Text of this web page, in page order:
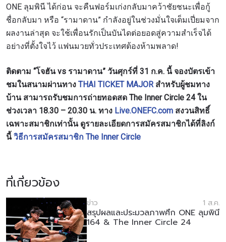
ONE ลุมพินี ได้ก่อน จะคืนฟอร์มเก่งกลับมาคว้าชัยชนะเพื่อกู้
ชื่อกลับมา หรือ “รามาดาน” กำลังอยู่ในช่วงมั่นใจเต็มเปี่ยมจาก
ผลงานล่าสุด จะใช้เพื่อนรักเป็นบันไดต่อยอดสู่ความสำเร็จได้
อย่างที่ตั้งใจไว้ แฟนมวยทั่วประเทศต้องห้ามพลาด!
ติดตาม “โจฮัน vs รามาดาน” วันศุกร์ที่ 31 ก.ค. นี้ จองบัตรเข้า
ชมในสนามผ่านทาง THAI TICKET MAJOR สำหรับผู้ชมทาง
บ้าน สามารถรับชมการถ่ายทอดสด The Inner Circle 24 ใน
ช่วงเวลา 18.30 – 20.30 น. ทาง Live.ONEFC.com สงวนสิทธิ์
เฉพาะสมาชิกเท่านั้น ดูรายละเอียดการสมัครสมาชิกได้ที่ลิงก์
นี้วิธีการสมัครสมาชิก The Inner Circle
ที่เกี่ยวข้อง
ข่าว 1 ส.ค.
สรุปผลและประมวลภาพศึก ONE ลุมพินี
164 & The Inner Circle 24
สมัครเพื่อไม่พลาดข่าวเด็ด
เพื่อไม่พลาดข่าวสารของ ONE รีบลงทะเบียนตอนนี้
เพื่อรับข้อมูลอัปเดตล่าสุดก่อนใคร รวมทั้งข้อเสนอ
และสิทธิพิเศษในการเลือกที่นั่งที่ดีที่สุดในสนาม